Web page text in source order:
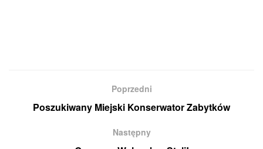
Poprzedni
Poszukiwany Miejski Konserwator Zabytków
Następny